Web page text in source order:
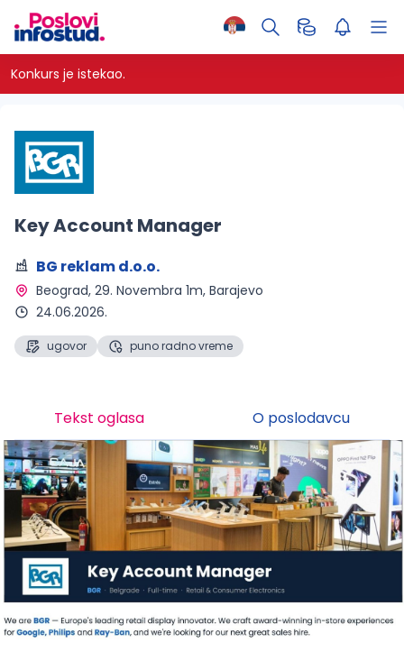
Konkurs je istekao.
Key Account Manager
BG reklam d.o.o.
Beograd, 29. Novembra 1m, Barajevo
24.06.2026.
ugovor puno radno vreme
Tekst oglasa O poslodavcu